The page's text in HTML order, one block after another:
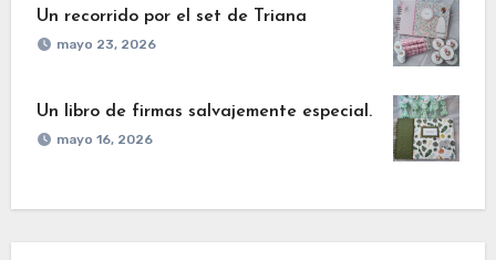
Un recorrido por el set de Triana
mayo 23, 2026
Un libro de firmas salvajemente especial.
mayo 16, 2026